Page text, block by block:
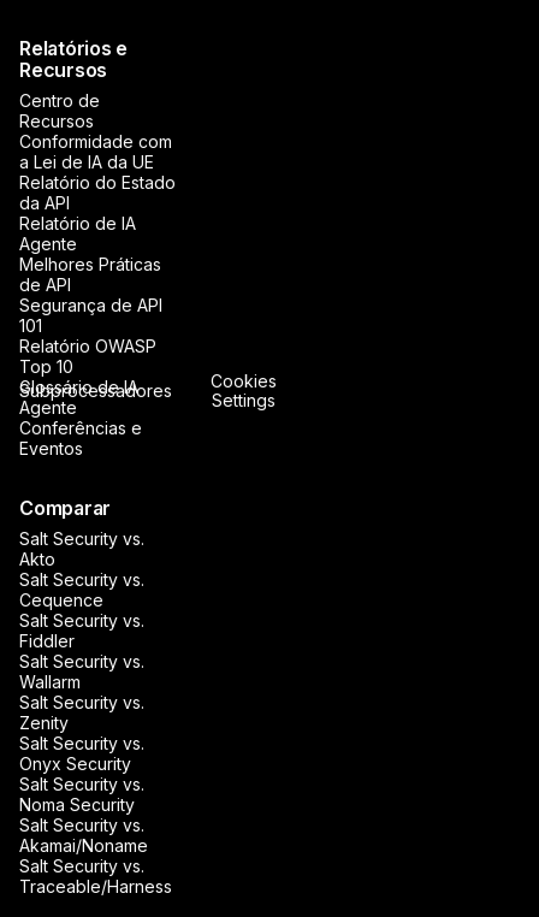
Relatórios e
Recursos
Centro de
Recursos
Conformidade com
a Lei de IA da UE
Relatório do Estado
da API
Relatório de IA
Agente
Melhores Práticas
de API
Segurança de API
101
Relatório OWASP
Top 10
Glossário de IA
Agente
Conferências e
Eventos
Comparar
Salt Security vs.
Akto
Salt Security vs.
Cequence
Salt Security vs.
Fiddler
Salt Security vs.
Wallarm
Salt Security vs.
Zenity
Salt Security vs.
Onyx Security
Salt Security vs.
Noma Security
Salt Security vs.
Akamai/Noname
Salt Security vs.
Traceable/Harness
Subprocessadores
Cookies
Settings